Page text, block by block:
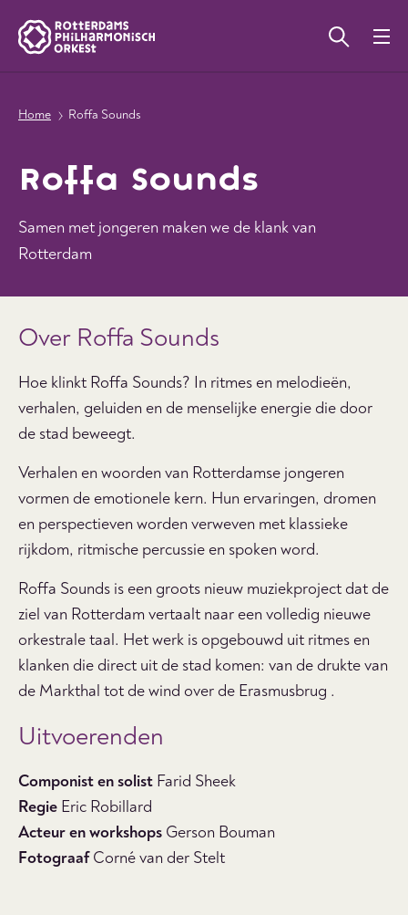
Home Roffa Sounds
Roffa Sounds
Samen met jongeren maken we de klank van
Rotterdam
Over Roffa Sounds
Hoe klinkt Roffa Sounds? In ritmes en melodieën,
verhalen, geluiden en de menselijke energie die door
de stad beweegt.
Verhalen en woorden van Rotterdamse jongeren
vormen de emotionele kern. Hun ervaringen, dromen
en perspectieven worden verweven met klassieke
rijkdom, ritmische percussie en spoken word.
Roffa Sounds is een groots nieuw muziekproject dat de
ziel van Rotterdam vertaalt naar een volledig nieuwe
orkestrale taal. Het werk is opgebouwd uit ritmes en
klanken die direct uit de stad komen: van de drukte van
de Markthal tot de wind over de Erasmusbrug .
Uitvoerenden
Componist en solist Farid Sheek
Regie Eric Robillard
Acteur en workshops Gerson Bouman
FotograafCorné van der Stelt